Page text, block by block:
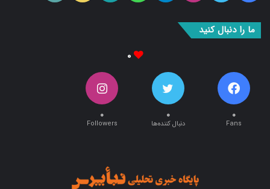
ما را دنبال کنید
۰
۰
Fans
۰
دنبال کننده‌ها
۰
Followers